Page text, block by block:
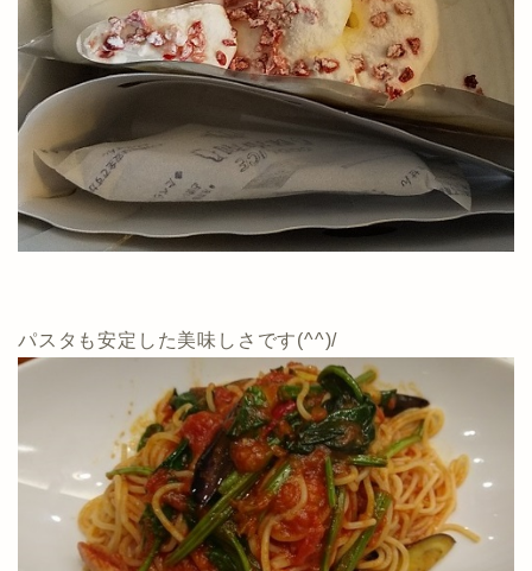
パスタも安定した美味しさです(^^)/